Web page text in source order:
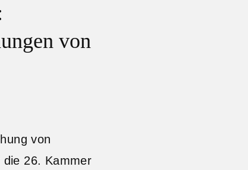
von
von
26. Kammer